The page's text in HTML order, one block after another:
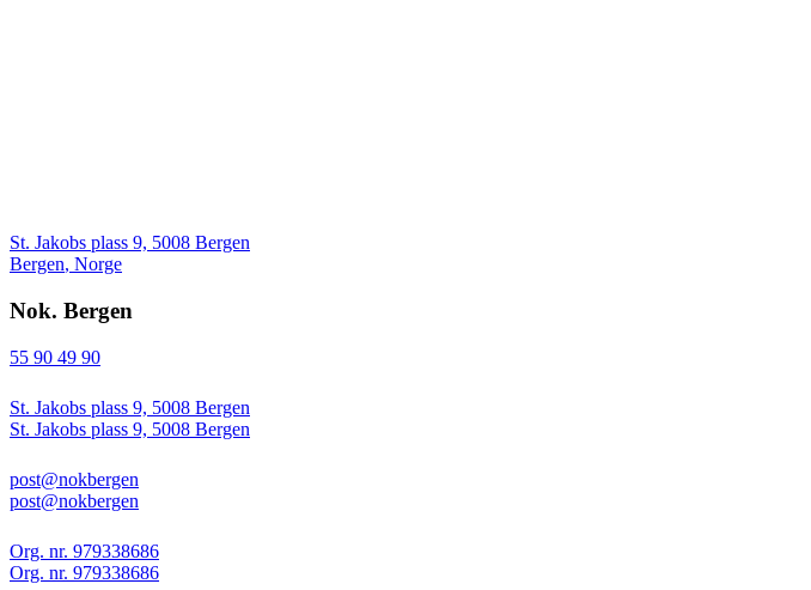
St. Jakobs plass 9, 5008 Bergen
Bergen, Norge
Nok. Bergen
55 90 49 90
St. Jakobs plass 9, 5008 Bergen
St. Jakobs plass 9, 5008 Bergen
post@nokbergen
post@nokbergen
Org. nr. 979338686
Org. nr. 979338686